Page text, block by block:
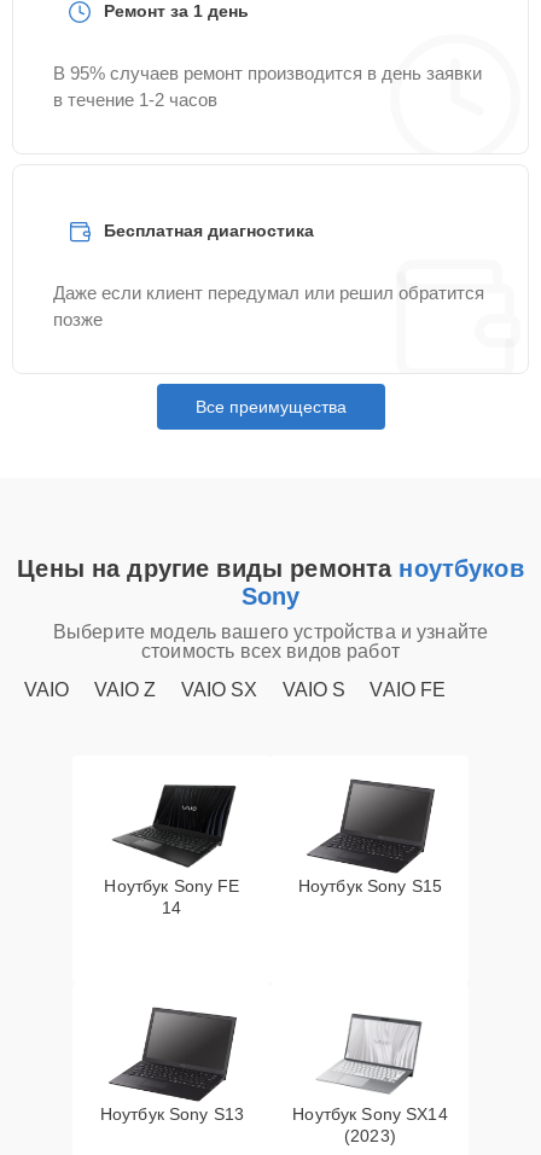
Ремонт за 1 день
В 95% случаев ремонт производится в день заявки
в течение 1-2 часов
Бесплатная диагностика
Даже если клиент передумал или решил обратится
позже
Все преимущества
Цены на другие виды ремонта ноутбуков
Sony
Выберите модель вашего устройства и узнайте
стоимость всех видов работ
VAIO
VAIO Z VAIO SX VAIO S VAIO FE
Ноутбук Sony FE
14
Ноутбук Sony S15
Ноутбук Sony S13
Ноутбук Sony SX14
(2023)